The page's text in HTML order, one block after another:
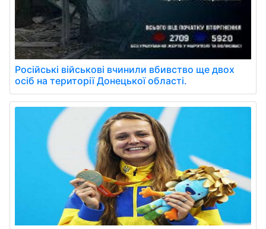
Російські військові вчинили вбивство ще двох
осіб на території Донецької області.